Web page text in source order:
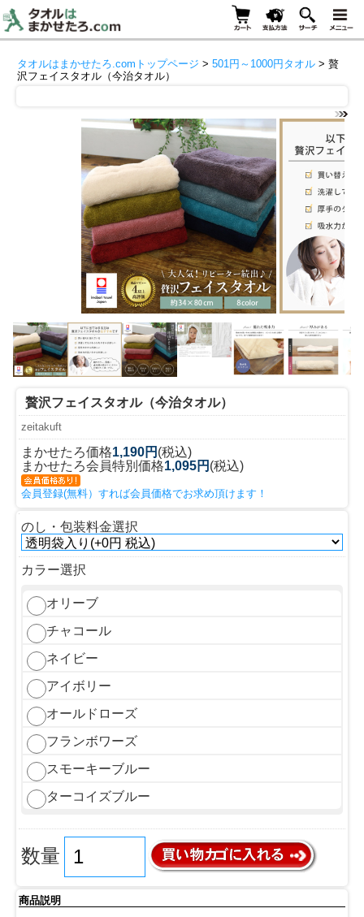
タオルはまかせたろ.comトップページ > 501円～1000円タオル > 贅
沢フェイスタオル（今治タオル）
贅沢フェイスタオル（今治タオル）
zeitakuft
まかせたろ価格1,190円 (税込)
まかせたろ会員特別価格1,095円 (税込)
会員登録(無料）すれば会員価格でお求め頂けます！
のし・包装料金選択
カラー選択
オリーブ
チャコール
ネイビー
アイボリー
オールドローズ
フランボワーズ
スモーキーブルー
ターコイズブルー
数量
商品説明